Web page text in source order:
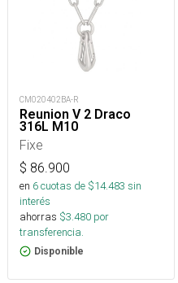
CM020402BA-R
Reunion V 2 Draco
316L M10
Fixe
$ 86.900
en 6cuotas de $14.483 sin
interés
ahorras $3.480 por
transferencia.
Disponible